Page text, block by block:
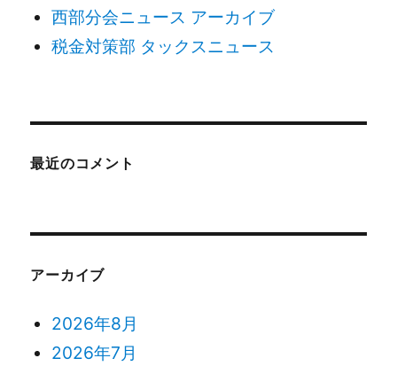
西部分会ニュース アーカイブ
税金対策部 タックスニュース
最近のコメント
アーカイブ
2026年8月
2026年7月